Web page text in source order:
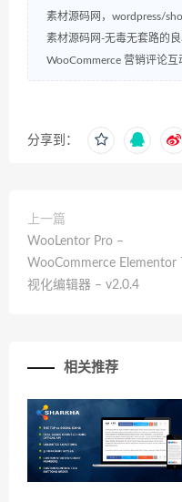
素材源码网，wordpress/
素材源码网-无毒无套路的
WooCommerce 营销评论
分享到：
上一篇
WooLentor Pro –
WooCommerce Elementor
视化编辑器 – v2.0.4
相关推荐